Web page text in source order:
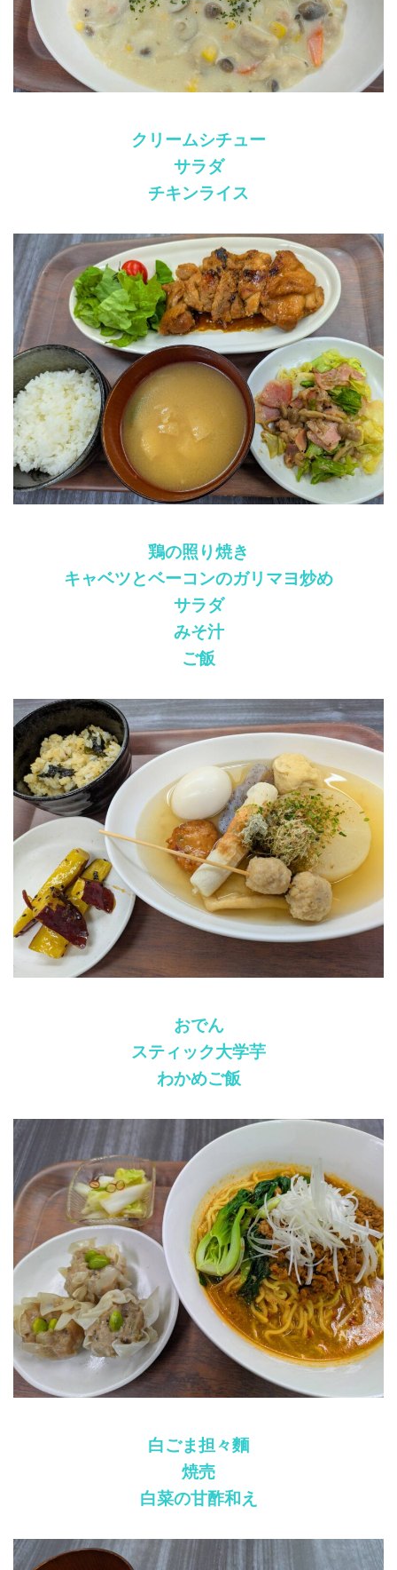
クリームシチュー
サラダ
チキンライス
鶏の照り焼き
キャベツとベーコンのガリマヨ炒め
サラダ
みそ汁
ご飯
おでん
スティック大学芋
わかめご飯
白ごま担々麵
焼売
白菜の甘酢和え